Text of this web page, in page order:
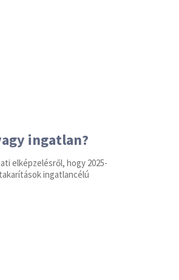
ingatlan?
elképzelésről, hogy 2025-
ingatlancélú